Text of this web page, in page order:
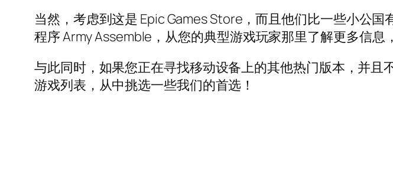
当然，考虑到这是 Epic Games Store，而且他们比一些小公
程序 Army Assemble，从您的典型游戏玩家那里了解更多信息
与此同时，如果您正在寻找移动设备上的其他热门版本，并
游戏列表，从中挑选一些我们的首选！